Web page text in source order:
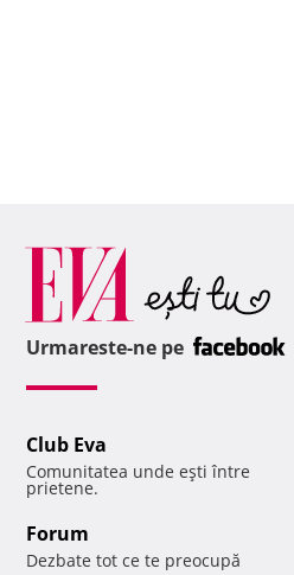
Urmareste-ne pe
Club Eva
Comunitatea unde eşti între
prietene.
Forum
Dezbate tot ce te preocupă